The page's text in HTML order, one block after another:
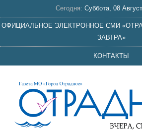
Сегодня: Суббота, 08
ОФИЦИАЛЬНОЕ ЭЛЕКТРОННОЕ СМИ
ЗАВТРА»
КОНТАКТЫ